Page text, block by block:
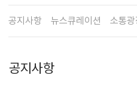
공지사항 뉴스큐레이션 소통
공지사항